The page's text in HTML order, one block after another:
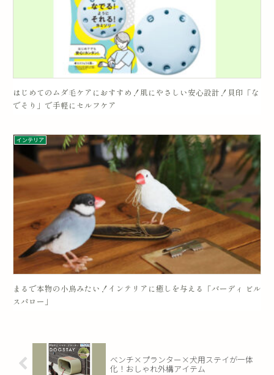
はじめてのムダ毛ケアにおすすめ！肌にやさしい安心設計！貝印「な
でそり」で手軽にセルフケア
インテリア
まるで本物の小鳥みたい！インテリアに癒しを与える「バーディ ビル
スパロー」
ベンチ×プランター×犬用ステイが一体
化！おしゃれ外構アイテム